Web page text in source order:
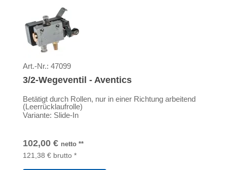
Art.-Nr.: 47099
3/2-Wegeventil - Aventics
Betätigt durch Rollen, nur in einer Richtung arbeitend
(Leerrücklaufrolle)
Variante: Slide-In
102,00 € netto **
121,38 € brutto *